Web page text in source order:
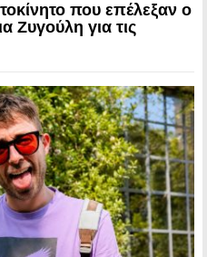
που επέλεξαν ο
Ζυγούλη για τις